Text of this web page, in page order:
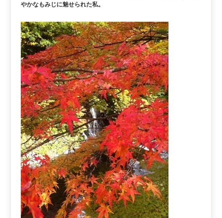
やかなもみじに魅せられた私。